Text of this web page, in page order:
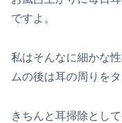
ですよ。
私はそんなに細かな
ムの後は耳の周りを
きちんと耳掃除とし